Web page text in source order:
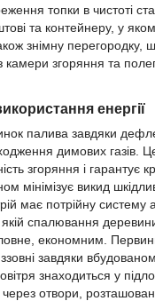
топки в чистоті
та контейнеру, у
знімну перегородку,
камери згоряння та
енергії
палива завдяки
димових газів.
згоряння і гарантує
мінімізує викид
має потрійну систему
спалювання
економним.
завдяки
знаходиться у
отвори, розташовані